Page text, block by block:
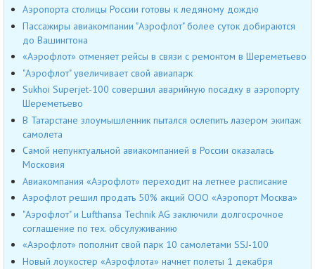
Аэропорта столицы России готовы к ледяному дождю
Пассажиры авиакомпании "Аэрофлот" более суток добираются
до Вашингтона
«Аэрофлот» отменяет рейсы в связи с ремонтом в Шереметьево
"Аэрофлот" увеличивает свой авиапарк
Sukhoi Superjet-100 совершил аварийную посадку в аэропорту
Шереметьево
В Татарстане злоумышленник пытался ослепить лазером экипаж
самолета
Самой непунктуальной авиакомпанией в России оказалась
Московия
Авиакомпания «Аэрофлот» переходит на летнее расписание
Аэрофлот решил продать 50% акций ООО «Аэропорт Москва»
"Аэрофлот" и Lufthansa Technik AG заключили долгосрочное
соглашение по тех. обсулуживанию
«Аэрофлот» пополнит свой парк 10 самолетами SSJ-100
Новый лоукостер «Аэрофлота» начнет полеты 1 декабря